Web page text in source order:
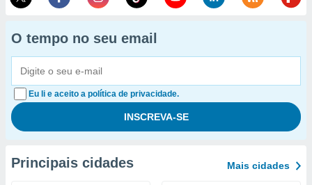
O tempo no seu email
Eu li e aceito a política de privacidade.
Principais cidades Mais cidades